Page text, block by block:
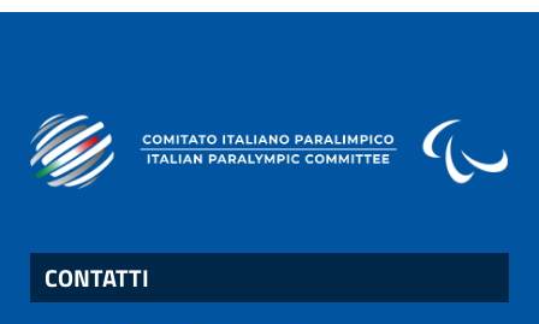
CONTATTI